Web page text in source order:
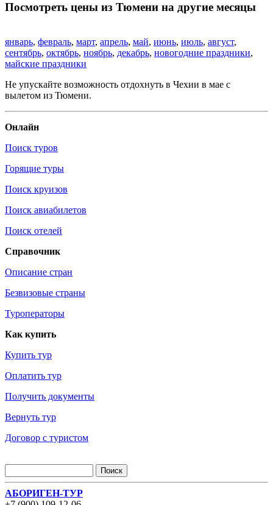
Посмотреть цены из Тюмени на другие месяцы
январь, февраль, март, апрель, май, июнь, июль, август,
сентябрь, октябрь, ноябрь, декабрь, новогодние праздники,
майские праздники
Не упускайте возможность отдохнуть в Чехии в мае с
вылетом из Тюмени.
Онлайн
Поиск туров
Горящие туры
Поиск круизов
Поиск авиабилетов
Поиск отелей
Справочник
Описание стран
Безвизовые страны
Туроператоры
Как купить
Купить тур
Оплатить тур
Получить документы
Вернуть тур
Договор с туристом
АБОРИГЕН-ТУР